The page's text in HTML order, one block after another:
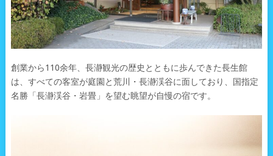
創業から110余年、長瀞観光の歴史とともに歩んできた長生館
は、すべての客室が庭園と荒川・長瀞渓谷に面しており、国指定
名勝「長瀞渓谷・岩畳」を望む眺望が自慢の宿です。